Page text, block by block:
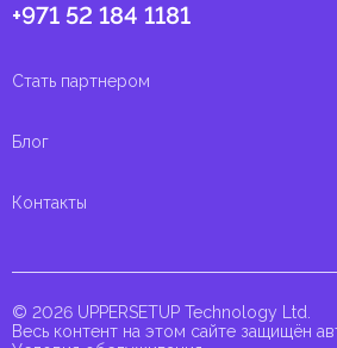
+971 52 184 1181
Стать партнером
Блог
Контакты
© 2026 UPPERSETUP Technology Ltd.
Весь контент на этом сайте защищён